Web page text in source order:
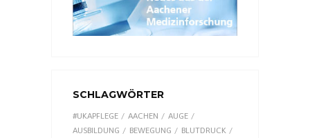
SCHLAGWÖRTER
#UKAPFLEGE AACHEN
AUGE
AUSBILDUNG
BEWEGUNG
BLUTDRUCK